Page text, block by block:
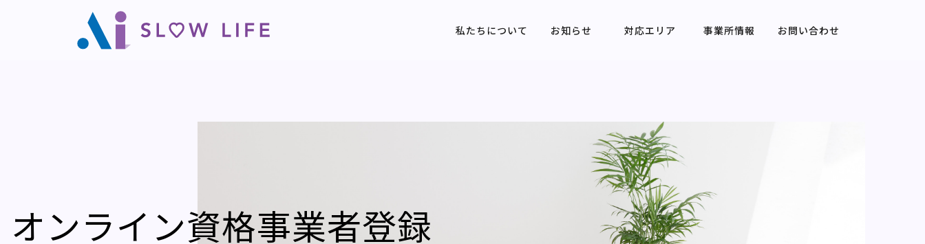
私たちについて お知らせ 対応エリア 事業所情報 お問い合わせ
オンライン資格事業者登録